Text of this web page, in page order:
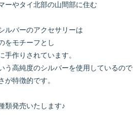
ーやタイ北部の山間部に住む
ルバーのアクセサリーは
をモチーフとし
手作りされています。
う高純度のシルバーを使用しているので
が特徴的です。
類発売いたします♪